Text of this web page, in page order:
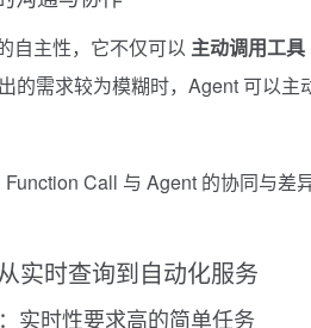
自主性，它不仅可以 主动调用工具
的需求较为模糊时，Agent 可以
实时查询到自动化服务
实时性要求高的简单任务